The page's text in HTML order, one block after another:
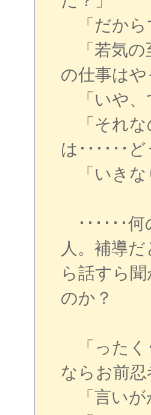
「だから
「若気の
の仕事は
「いや、
「それな
は･･････
「いきな
･･････何
人。補導
ら話すら
のか？
「ったく
ならお前忍
「言いが